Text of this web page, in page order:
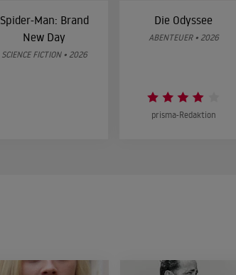
Spider-Man: Brand
New Day
SCIENCE FICTION • 2026
Die Odyssee
ABENTEUER • 2026
prisma-Redaktion